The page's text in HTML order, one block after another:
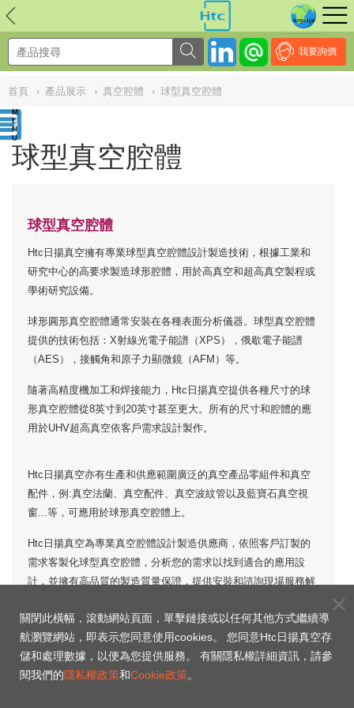
我要詢價
首頁 › 產品展示 › 真空腔體 › 球型真空腔體
球型真空腔體
球型真空腔體
Htc日揚真空擁有專業球型真空腔體設計製造技術，根據工業和
研究中心的高要求製造球形腔體，用於高真空和超高真空製程或
學術研究設備。
球形圓形真空腔體通常安裝在各種表面分析儀器。球型真空腔體
提供的技術包括：X射線光電子能譜（XPS），俄歇電子能譜
（AES），接觸角和原子力顯微鏡（AFM）等。
隨著高精度機加工和焊接能力，Htc日揚真空提供各種尺寸的球
形真空腔體從8英寸到20英寸甚至更大。所有的尺寸和腔體的應
用於UHV超高真空依客戶需求設計製作。
Htc日揚真空亦有生產和供應範圍廣泛的真空產品零組件和真空
配件，例:真空法蘭、真空配件、真空波紋管以及藍寶石真空視
窗...等，可應用於球形真空腔體上。
Htc日揚真空為專業真空腔體設計製造供應商，依照客戶訂製的
需求客製化球型真空腔體，分析您的需求以找到適合的應用設
計，並擁有高品質的製造質量保證，提供安裝和諮詢現場服務解
NULL
關閉此橫幅，滾動網站頁面，單擊鏈接或以任何其他方式繼續導
航瀏覽網站，即表示您同意使用cookies。 您同意Htc日揚真空存
儲和處理數據，以便為您提供服務。 有關隱私權詳細資訊，請參
閱我們的隱私權政策和Cookie政策。